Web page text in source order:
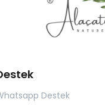
Destek